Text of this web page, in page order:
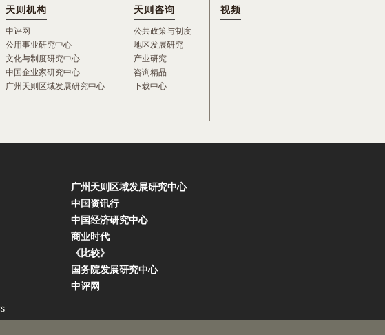
天则机构
中评网
公用事业研究中心
文化与制度研究中心
中国企业家研究中心
广州天则区域发展研究中心
天则咨询
公共政策与制度
地区发展研究
产业研究
咨询精品
下载中心
视频
广州天则区域发展研究中心
中国资讯行
中国经济研究中心
商业时代
《比较》
国务院发展研究中心
中评网